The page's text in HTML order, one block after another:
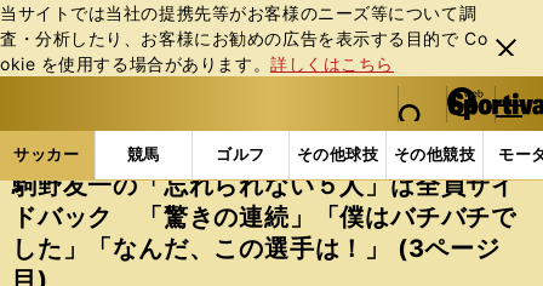
当サイトでは当社の提携先等がお客様のニーズ等について調
査・分析したり、お客様にお勧めの広告を表⽰する⽬的で Co
okie を使⽤する場合があります。詳しくはこちら
閉じ
る
web Sportiva (webスポルティーバ)
検索
マイペ
ー
ジ
メニュ
サッカー 競馬 ゴルフ その他球技 その他競技 モー
ス
ポ
ル
テ
ィ
サッカーの記事一覧 サッカー代表 日本代表 駒
駒野友一の「忘れられない５人」は全員サイ
ドバック 「驚きの連続」「僕はバチバチで
した」「なんだ、この選手は！」 (3ページ
目)